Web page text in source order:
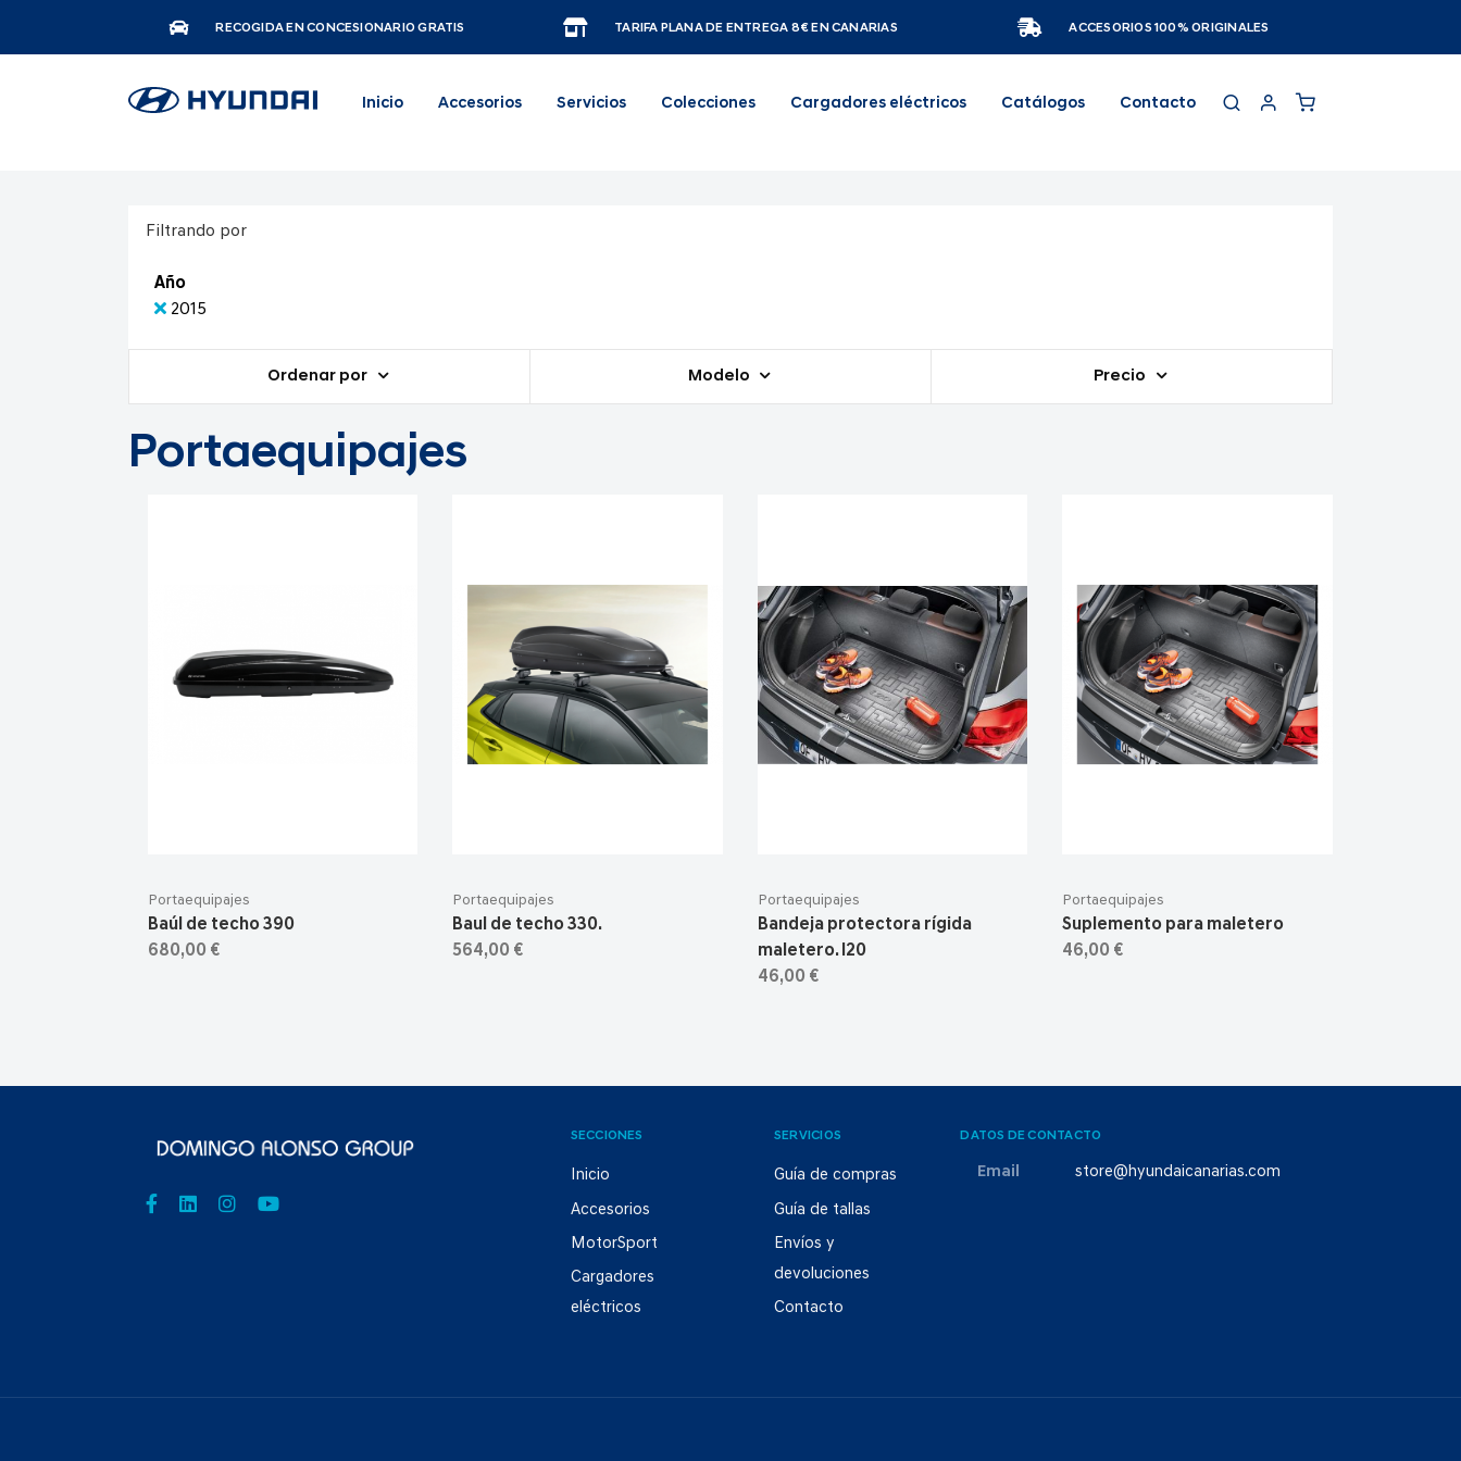
RECOGIDA EN CONCESIONARIO GRATIS TARIFA PLANA DE ENTREGA 8€ EN CANARIAS ACCESORIOS 100% ORIGINALES
Inicio Accesorios Servicios Colecciones Cargadores eléctricos Catálogos Contacto
Filtrando por
Año
2015
Ordenar por Modelo Precio
Portaequipajes
Portaequipajes
Baúl de techo 390
680,00 €
Portaequipajes
Baul de techo 330.
564,00 €
Portaequipajes
Bandeja protectora rígida
maletero. I20
46,00 €
Portaequipajes
Suplemento para maletero
46,00 €
SECCIONES
Inicio
Accesorios
MotorSport
Cargadores
eléctricos
SERVICIOS
Guía de compras
Guía de tallas
Envíos y
devoluciones
Contacto
DATOS DE CONTACTO
Email store@hyundaicanarias.com